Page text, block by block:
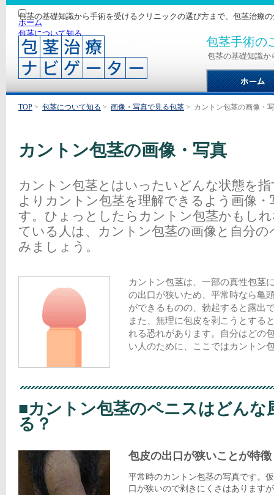
包茎の基礎知識から手術を受けるクリニックの選び方まで、包茎治療
包茎手術の
包茎の基礎知識か
ホーム
包茎について知る
手術について知る
クリニックを探す
サイトマップ
TOP > 包茎について知る > 画像・写真で見る包茎 > カントン包茎の画像・
カントン包茎の画像・写真
カントン包茎とはいったいどんな状態を
よりカントン包茎を理解できるよう画像
す。ひょっとしたらカントン包茎かもし
ている人は、カントン包茎の画像と自分
みましょう。
カントン包茎は、一部の真性包茎
の出口が狭いため、平常時なら亀
ができるものの、勃起すると露出
また、無理に包皮を剥こうとする
れる恐れがあります。自分はどの
い人のために、ここではカントン
■カントン包茎のペニスはどんな
る？
包皮の出口が狭いことが特徴
平常時のカントン包茎の写真です。
口が狭いので剥きにくさはあります